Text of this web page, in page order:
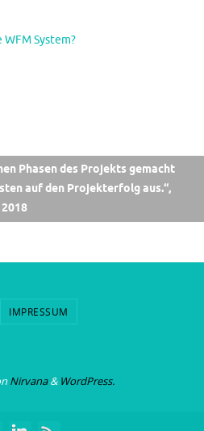
System?
des Projekts gemacht
auf den Projekterfolg aus.“,
IMPRESSUM
Nirvana& WordPress.